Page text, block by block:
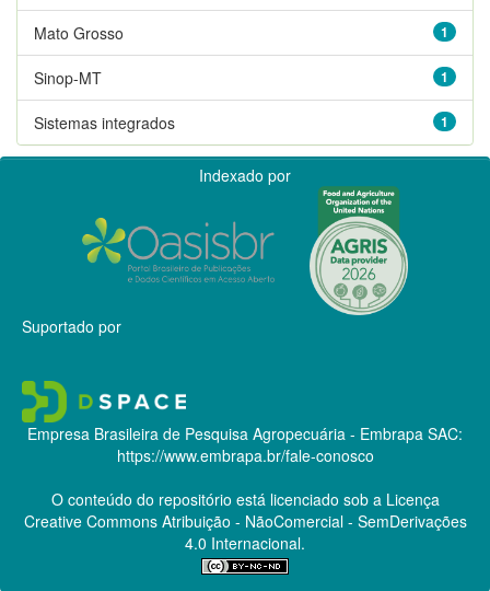
1
Mato Grosso
1
Sinop-MT
1
Sistemas integrados
Indexado por
Suportado por
Empresa Brasileira de Pesquisa Agropecuária - Embrapa SAC:
https://www.embrapa.br/fale-conosco
O conteúdo do repositório está licenciado sob a Licença
Creative CommonsAtribuição - NãoComercial - SemDerivações
4.0 Internacional.